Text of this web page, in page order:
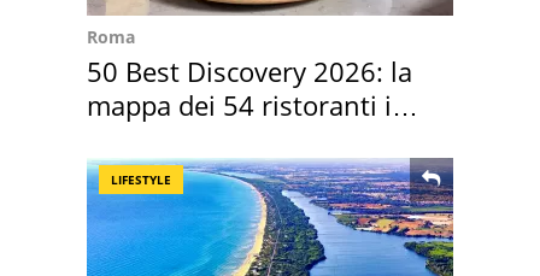
Roma
50 Best Discovery 2026: la
mappa dei 54 ristoranti in
LIFESTYLE